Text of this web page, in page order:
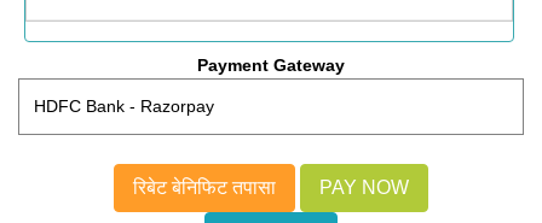
Payment Gateway
रिबेट बेनिफिट तपासा